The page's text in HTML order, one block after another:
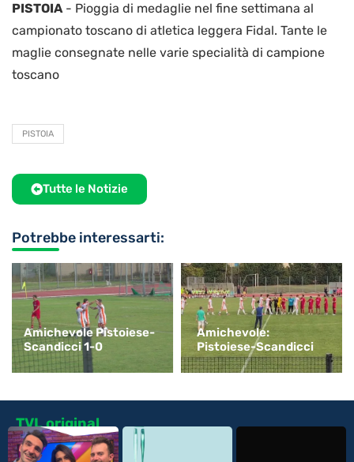
video
PISTOIA- Pioggia di medaglie nel fine settimana al
campionato toscano di atletica leggera Fidal. Tante le
maglie consegnate nelle varie specialità di campione
toscano
PISTOIA
Tutte le Notizie
Potrebbe interessarti:
Amichevole Pistoiese-
Scandicci 1-0
Amichevole:
Pistoiese-Scandicci
TVL original